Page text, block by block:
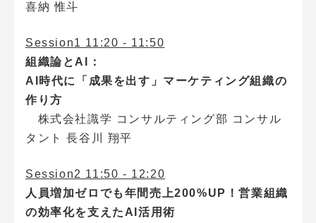
喜納 惟斗
Session1 11:20 - 11:50
組織論とAI：
AI時代に「成果を出す」マーケティング組織の
作り方
株式会社識学 コンサルティング部 コンサル
タント 長谷川 翔平
Session2 11:50 - 12:20
人員増加ゼロでも年間売上200%UP！営業組織
の効率化を支えたAI活用術